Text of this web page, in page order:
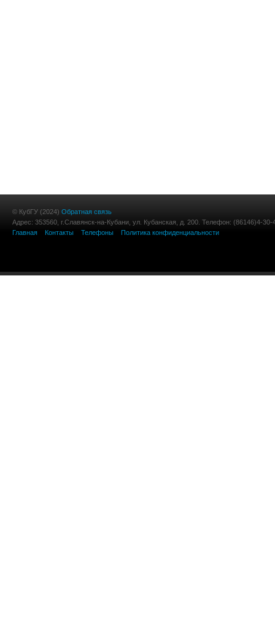
© КубГУ (2024) Обратная связь
Адрес: 353560, г.Славянск-на-Кубани, ул. Кубанская, д. 200. Телефон: (86146)4-30-
Главная
Контакты Телефоны Политика конфиденциальности